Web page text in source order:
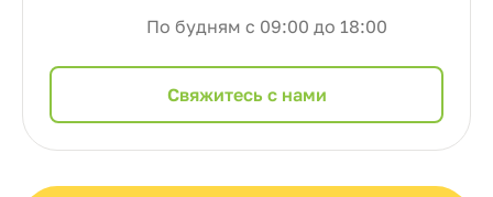
По будням с 09:00 до 18:00
Cвяжитесь с нами